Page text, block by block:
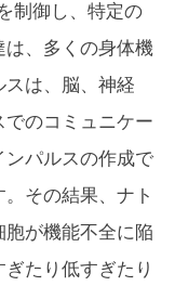
制御し、特定の
、多くの身体機
は、脳、神経
のコミュニケー
ンパルスの作成で
その結果、ナト
胞が機能不全に陥
たり低すぎたり